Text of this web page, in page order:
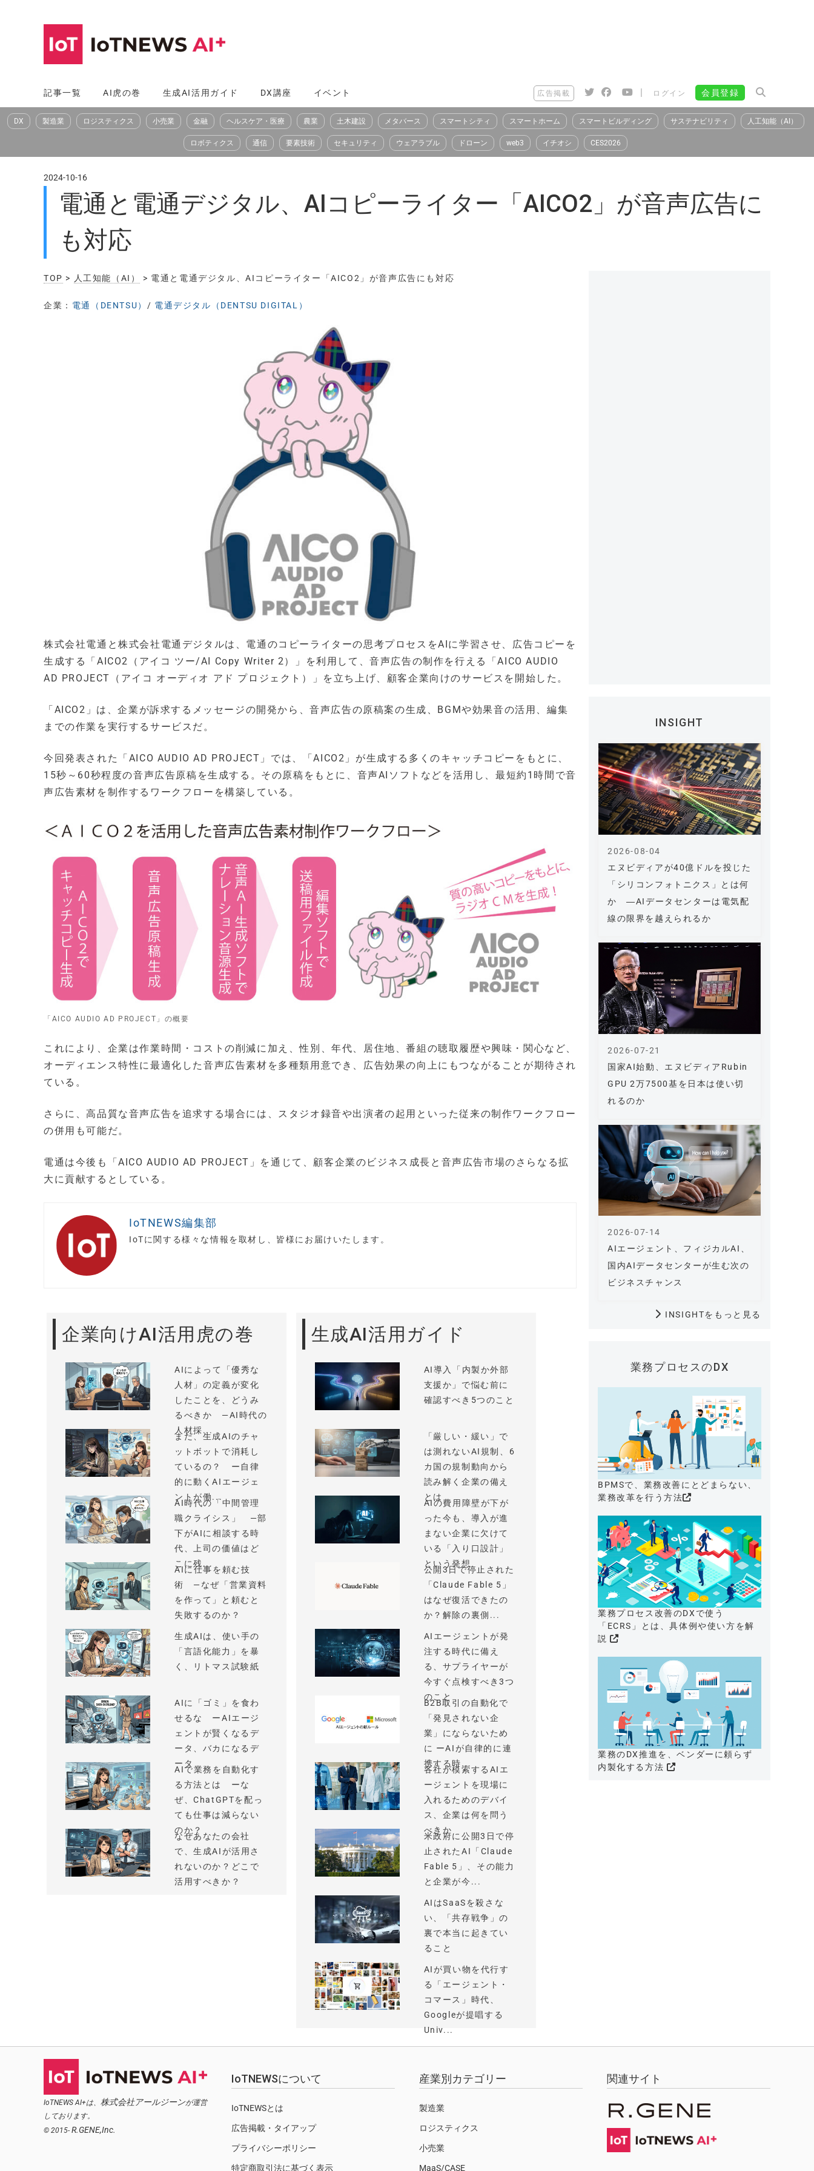
へ
ス
記事一覧 AI虎の巻 生成AI活用ガイド DX講座 イベント 広告掲載 | ログイン 会員登録
DX 製造業 ロジスティクス 小売業 金融 ヘルスケア・医療 農業 土木建設 メタバース スマートシティ スマートホーム スマートビルディング サステナビリティ 人工知能（AI）
ロボティクス 通信 要素技術 セキュリティ ウェアラブル ドローン web3 イチオシ CES2026
2024-10-16
電通と電通デジタル、AIコピーライター「AICO2」が音声広告に
も対応
TOP > 人工知能（AI） > 電通と電通デジタル、AIコピーライター「AICO2」が音声広告にも対応
企業： 電通（DENTSU） / 電通デジタル（DENTSU DIGITAL）
株式会社電通と株式会社電通デジタルは、電通のコピーライターの思考プロセスをAIに学習させ、広告コピーを
生成する「AICO2（アイコ ツー/AI Copy Writer 2）」を利用して、音声広告の制作を行える「AICO AUDIO
AD PROJECT（アイコ オーディオ アド プロジェクト）」を立ち上げ、顧客企業向けのサービスを開始した。
「AICO2」は、企業が訴求するメッセージの開発から、音声広告の原稿案の生成、BGMや効果音の活用、編集
までの作業を実行するサービスだ。
今回発表された「AICO AUDIO AD PROJECT」では、「AICO2」が生成する多くのキャッチコピーをもとに、
15秒～60秒程度の音声広告原稿を生成する。その原稿をもとに、音声AIソフトなどを活用し、最短約1時間で音
声広告素材を制作するワークフローを構築している。
「AICO AUDIO AD PROJECT」の概要
これにより、企業は作業時間・コストの削減に加え、性別、年代、居住地、番組の聴取履歴や興味・関心など、
オーディエンス特性に最適化した音声広告素材を多種類用意でき、広告効果の向上にもつながることが期待され
ている。
さらに、高品質な音声広告を追求する場合には、スタジオ録音や出演者の起用といった従来の制作ワークフロー
の併用も可能だ。
電通は今後も「AICO AUDIO AD PROJECT」を通じて、顧客企業のビジネス成長と音声広告市場のさらなる拡
大に貢献するとしている。
IoTNEWS編集部
IoTに関する様々な情報を取材し、皆様にお届けいたします。
企業向けAI活用虎の巻
AIによって「優秀な
人材」の定義が変化
したことを、どうみ
るべきか —AI時代の
人材採...
まだ、生成AIのチャ
ットボットで消耗し
ているの？ ー自律
的に動くAIエージェ
ントが働...
AI時代の「中間管理
職クライシス」 —部
下がAIに相談する時
代、上司の価値はど
こに残...
AIに仕事を頼む技
術 —なぜ「営業資料
を作って」と頼むと
失敗するのか？
生成AIは、使い手の
「言語化能力」を暴
く、リトマス試験紙
AIに「ゴミ」を食わ
せるな ーAIエージ
ェントが賢くなるデ
ータ、バカになるデ
ータ
AIで業務を自動化す
る方法とは ーな
ぜ、ChatGPTを配っ
ても仕事は減らない
のか？
なぜあなたの会社
で、生成AIが活用さ
れないのか？どこで
活用すべきか？
生成AI活用ガイド
AI導入「内製か外部
支援か」で悩む前に
確認すべき5つのこと
「厳しい・緩い」で
は測れないAI規制、6
カ国の規制動向から
読み解く企業の備え
とは
AIの費用障壁が下が
った今も、導入が進
まない企業に欠けて
いる「入り口設計」
という発想
公開3日で停止された
「Claude Fable 5」
はなぜ復活できたの
か？解除の裏側...
AIエージェントが発
注する時代に備え
る、サプライヤーが
今すぐ点検すべき3つ
のこと
B2B取引の自動化で
「発見されない企
業」にならないため
に ーAIが自律的に連
携する時...
各社が模索するAIエ
ージェントを現場に
入れるためのデバイ
ス、企業は何を問う
べきか
米政府に公開3日で停
止されたAI「Claude
Fable 5」、その能力
と企業が今...
AIはSaaSを殺さな
い、「共存戦争」の
裏で本当に起きてい
ること
AIが買い物を代行す
る「エージェント・
コマース」時代、
Googleが提唱する
Univ...
INSIGHT
エヌビディアが40億ドルを投じた
「シリコンフォトニクス」とは何
か ―AIデータセンターは電気配
線の限界を越えられるか
2026-08-04
国家AI始動、エヌビディアRubin
GPU 2万7500基を日本は使い切
れるのか
2026-07-21
AIエージェント、フィジカルAI、
国内AIデータセンターが生む次の
ビジネスチャンス
2026-07-14
INSIGHTをもっと見る
業務プロセスのDX
BPMSで、業務改善にとどまらない、
業務改革を行う方法
業務プロセス改善のDXで使う
「ECRS」とは、具体例や使い方を解
説
業務のDX推進を、ベンダーに頼らず
内製化する方法
IoTNEWS AI+は、 株式会社アールジーンが運営
しております。
© 2015- R.GENE,Inc.
IoTNEWSについて
IoTNEWSとは
広告掲載・タイアップ
プライバシーポリシー
特定商取引法に基づく表示
産業別カテゴリー
製造業
ロジスティクス
小売業
MaaS/CASE
関連サイト